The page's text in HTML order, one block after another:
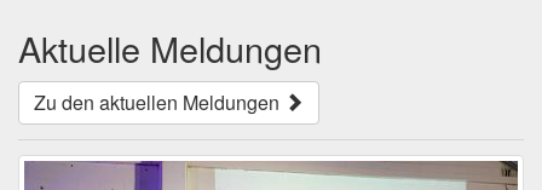
Aktuelle Meldungen
Zu den aktuellen Meldungen